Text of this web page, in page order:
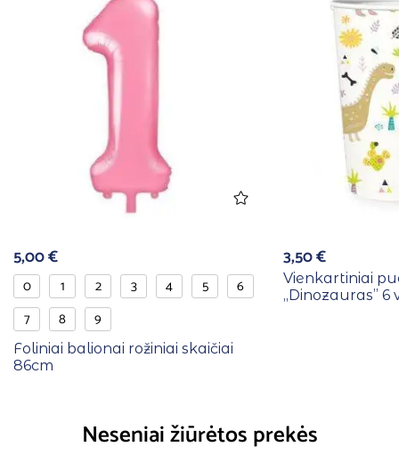
5,00€
0 1 2 3 4 5
6
7
8 9
Foliniai balionai rožiniai skaičiai
86cm
3,50€
Vienkartiniai
,,Dinozauras” 6
Neseniai žiūrėtos prekės